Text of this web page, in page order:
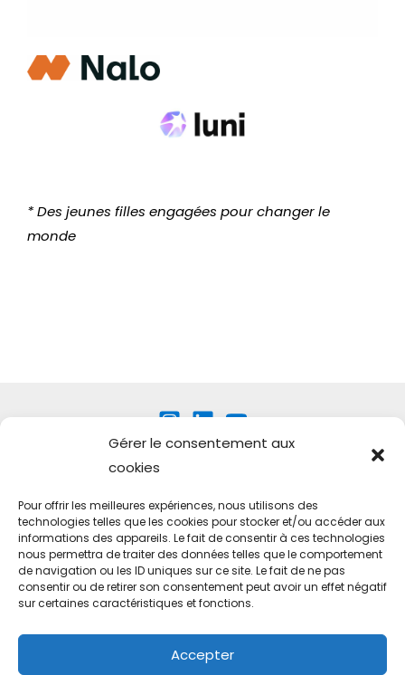
Gérer le consentement aux
cookies
Pour offrir les meilleures expériences, nous utilisons des
technologies telles que les cookies pour stocker et/ou accéder aux
informations des appareils. Le fait de consentir à ces technologies
nous permettra de traiter des données telles que le comportement
de navigation ou les ID uniques sur ce site. Le fait de ne pas
consentir ou de retirer son consentement peut avoir un effet négatif
sur certaines caractéristiques et fonctions.
Accepter
* Des jeunes filles engagées pour changer le
monde
Technovation international
FAQ
Conditions générales
Mentions légales
Politique de confidentialité